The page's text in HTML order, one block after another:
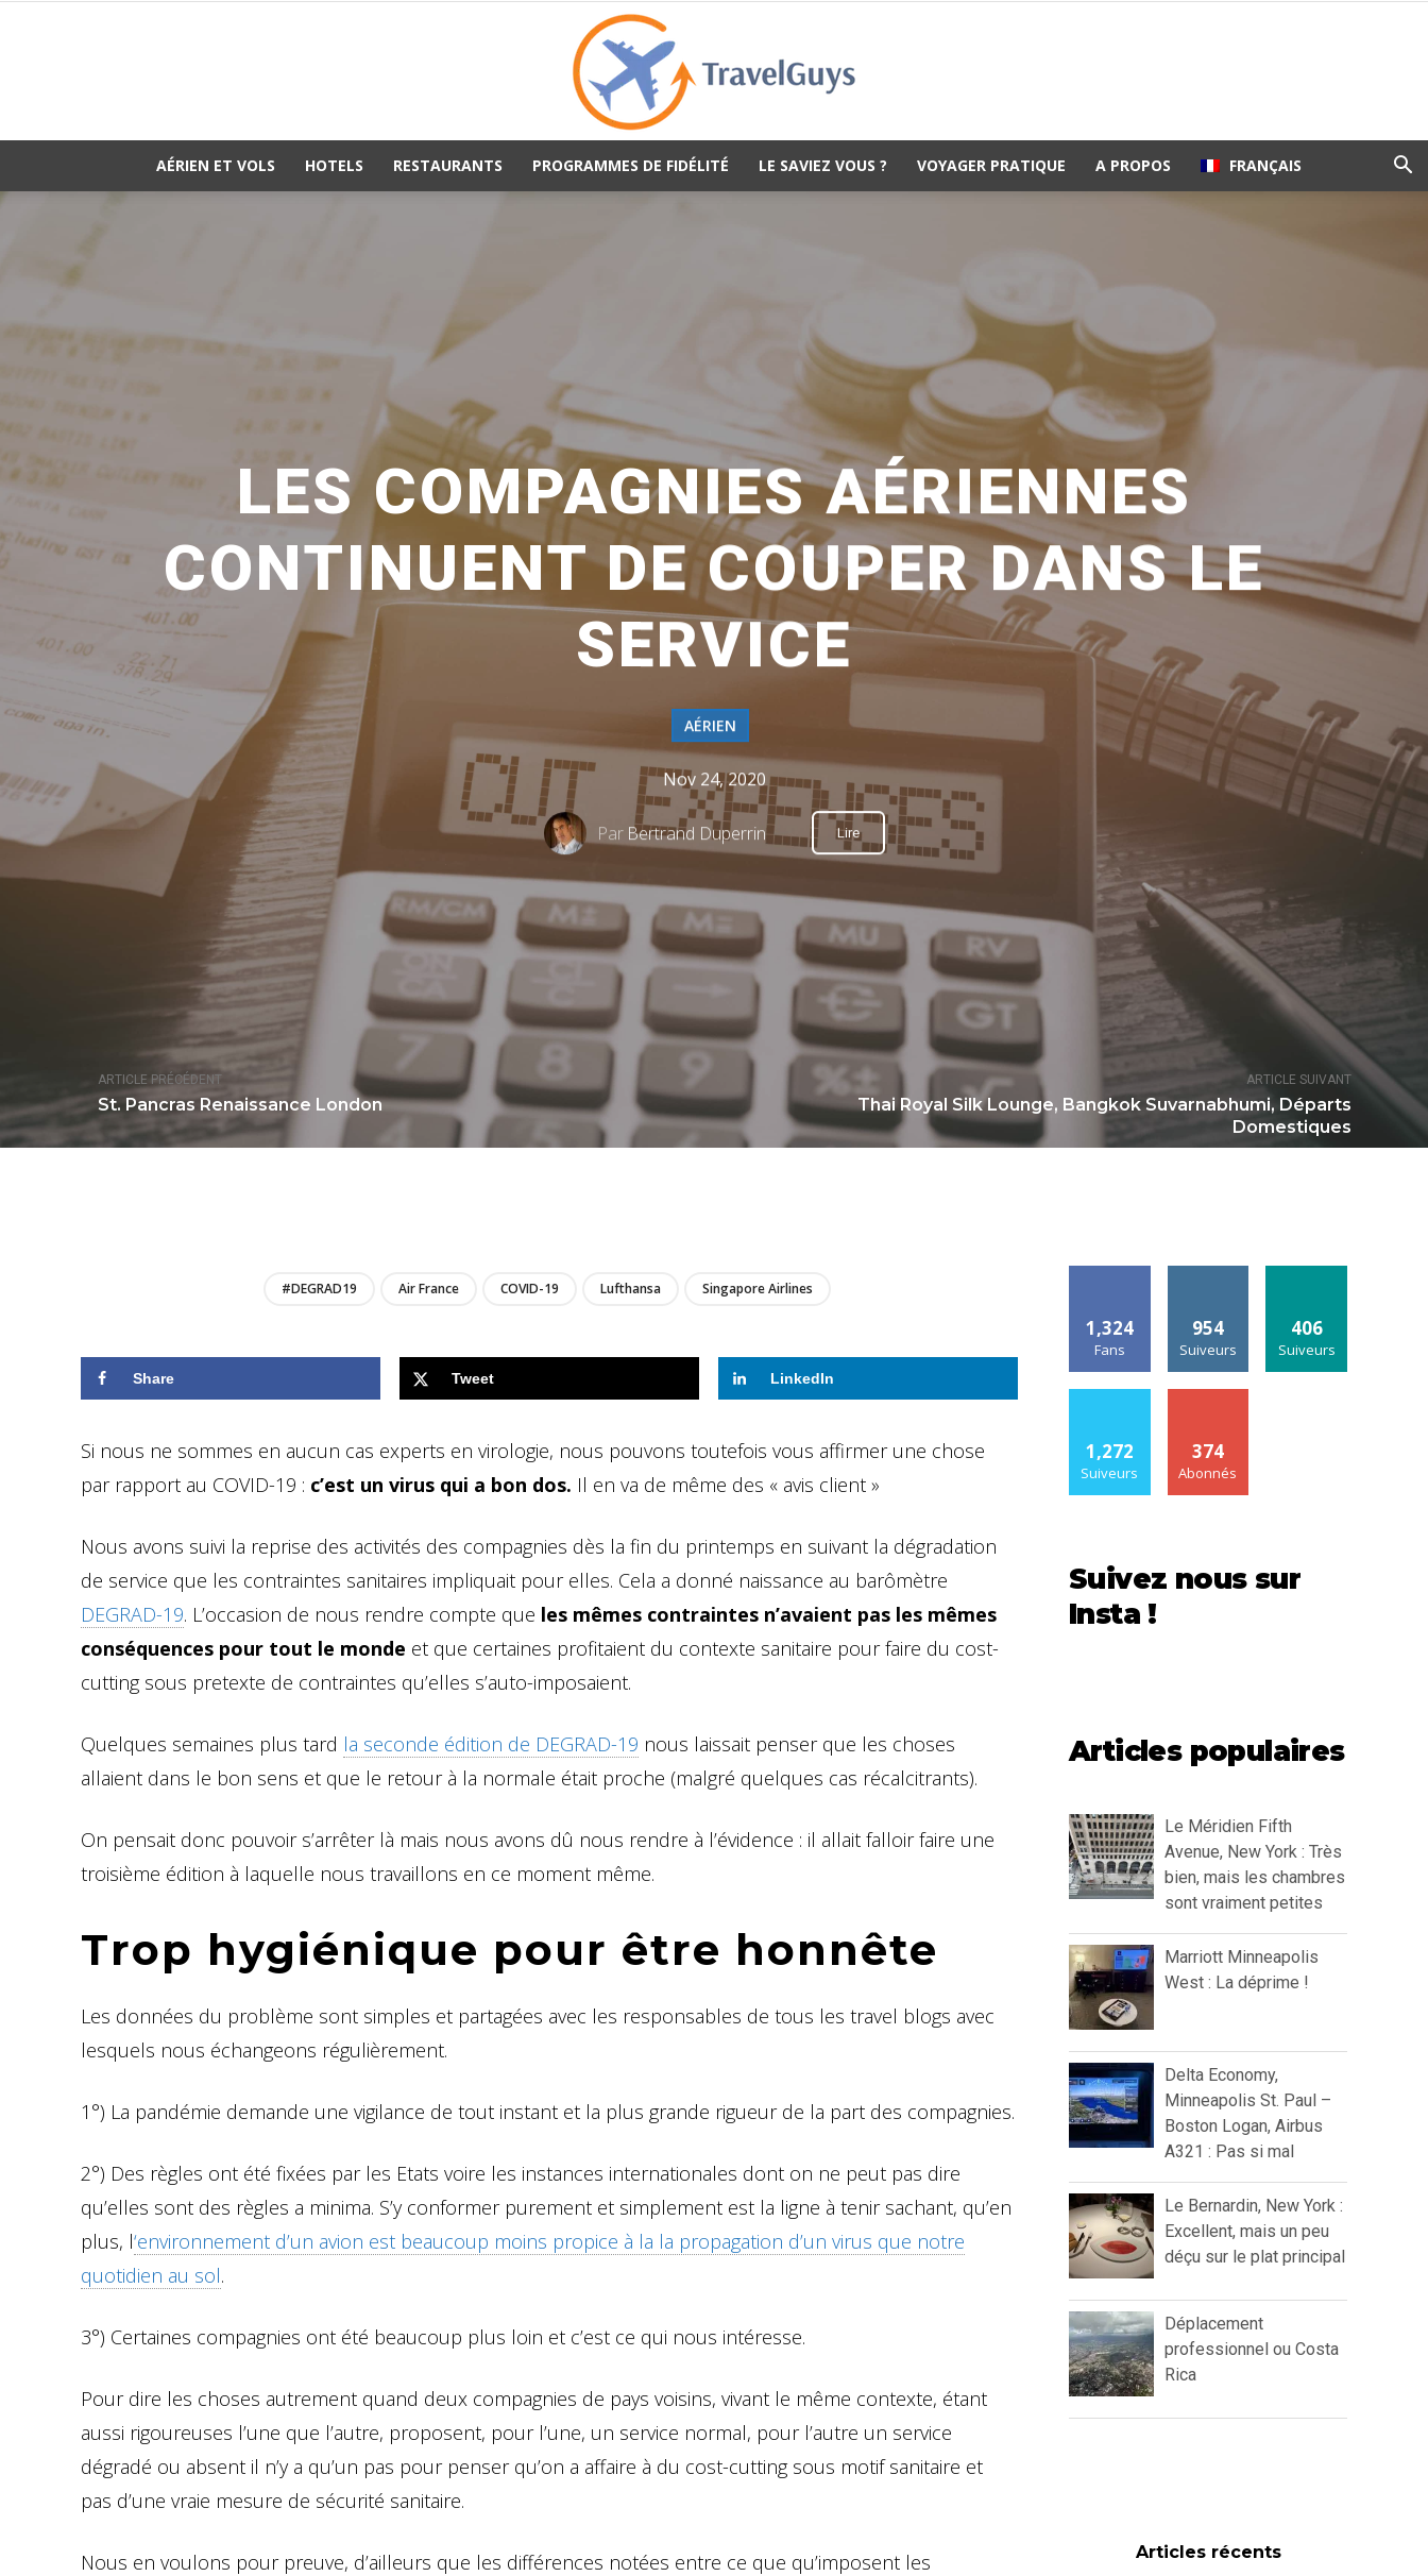
AÉRIEN ET VOLS HOTELS RESTAURANTS PROGRAMMES DE FIDÉLITÉ LE SAVIEZ VOUS ? VOYAGER PRATIQUE A PROPOS FRANÇAIS
ARTICLE PRÉCÉDENT
St. Pancras Renaissance London
ARTICLE SUIVANT
Thai Royal Silk Lounge, Bangkok Suvarnabhumi, Départs
Domestiques
LES COMPAGNIES AÉRIENNES
CONTINUENT DE COUPER DANS LE
SERVICE
AÉRIEN
Nov 24, 2020
Par Bertrand Duperrin Lire
#DEGRAD19 Air France COVID-19 Lufthansa Singapore Airlines
Share Tweet LinkedIn
Si nous ne sommes en aucun cas experts en virologie, nous pouvons toutefois vous affirmer une chose
par rapport au COVID-19 : c’est un virus qui a bon dos. Il en va de même des « avis client »
Nous avons suivi la reprise des activités des compagnies dès la fin du printemps en suivant la dégradation
de service que les contraintes sanitaires impliquait pour elles. Cela a donné naissance au barômètre
DEGRAD-19. L’occasion de nous rendre compte que les mêmes contraintes n’avaient pas les mêmes
conséquences pour tout le monde et que certaines profitaient du contexte sanitaire pour faire du cost-
cutting sous pretexte de contraintes qu’elles s’auto-imposaient.
Quelques semaines plus tard la seconde édition de DEGRAD-19 nous laissait penser que les choses
allaient dans le bon sens et que le retour à la normale était proche (malgré quelques cas récalcitrants).
On pensait donc pouvoir s’arrêter là mais nous avons dû nous rendre à l’évidence : il allait falloir faire une
troisième édition à laquelle nous travaillons en ce moment même.
Trop hygiénique pour être honnête
Les données du problème sont simples et partagées avec les responsables de tous les travel blogs avec
lesquels nous échangeons régulièrement.
1°) La pandémie demande une vigilance de tout instant et la plus grande rigueur de la part des compagnies.
2°) Des règles ont été fixées par les Etats voire les instances internationales dont on ne peut pas dire
qu’elles sont des règles a minima. S’y conformer purement et simplement est la ligne à tenir sachant, qu’en
plus, l‘environnement d’un avion est beaucoup moins propice à la la propagation d’un virus que notre
quotidien au sol.
3°) Certaines compagnies ont été beaucoup plus loin et c’est ce qui nous intéresse.
Pour dire les choses autrement quand deux compagnies de pays voisins, vivant le même contexte, étant
aussi rigoureuses l’une que l’autre, proposent, pour l’une, un service normal, pour l’autre un service
dégradé ou absent il n’y a qu’un pas pour penser qu’on a affaire à du cost-cutting sous motif sanitaire et
pas d’une vraie mesure de sécurité sanitaire.
Nous en voulons pour preuve, d’ailleurs que les différences notées entre ce que qu’imposent les
1,324
Fans
954
Suiveurs
406
Suiveurs
1,272
Suiveurs
374
Abonnés
Suivez nous sur
Insta !
Articles populaires
Le Méridien Fifth
Avenue, New York : Très
bien, mais les chambres
sont vraiment petites
Marriott Minneapolis
West : La déprime !
Delta Economy,
Minneapolis St. Paul –
Boston Logan, Airbus
A321 : Pas si mal
Le Bernardin, New York :
Excellent, mais un peu
déçu sur le plat principal
Déplacement
professionnel ou Costa
Rica
Articles récents